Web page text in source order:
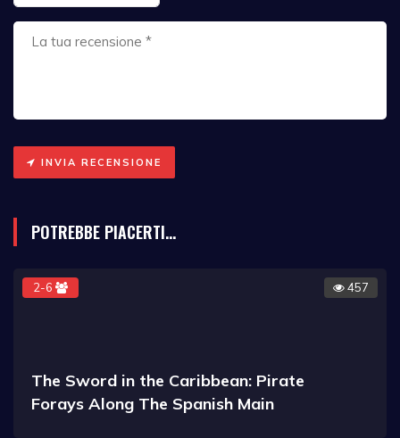
INVIA RECENSIONE
POTREBBE PIACERTI...
2-6 457
The Sword in the Caribbean: Pirate
Forays Along The Spanish Main